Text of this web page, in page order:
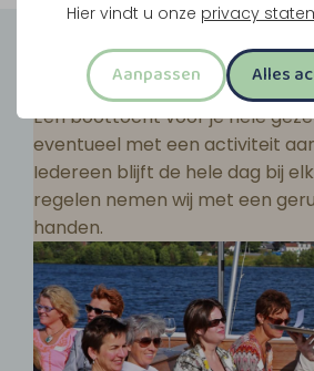
Hier vindt u onze privacy
Aanpassen Alles
Groepsuitjes
Een boottocht voor je hele
eventueel met een activiteit
Iedereen blijft de hele dag bij
regelen nemen wij met een
handen.